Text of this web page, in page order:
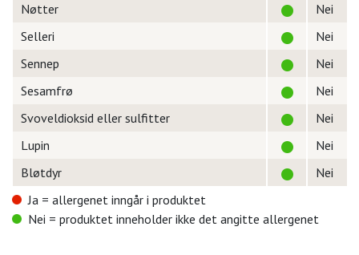
Nøtter
Nei
Selleri
Nei
Sennep
Nei
Sesamfrø
Nei
Svoveldioksid eller sulfitter
Nei
Lupin
Nei
Bløtdyr
Nei
Ja = allergenet inngår i produktet
Nei = produktet inneholder ikke det angitte allergenet